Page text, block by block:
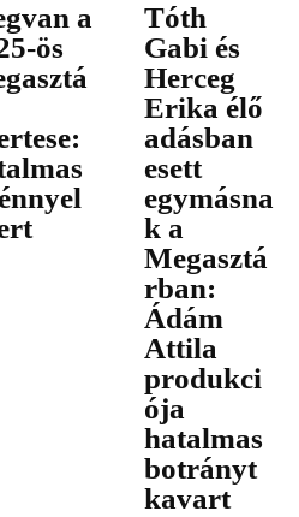
a
ös
Tóth
Gabi és
Herceg
Erika élő
adásban
esett
egymásna
k a
Megasztá
rban:
Ádám
Attila
produkci
ója
hatalmas
botrányt
kavart